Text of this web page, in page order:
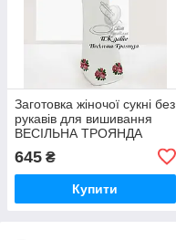
Заготовка жіночої сукні без
рукавів для вишивання
ВЕСІЛЬНА ТРОЯНДА
645 ₴
Купити